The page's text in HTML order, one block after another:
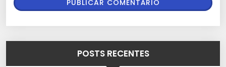
POSTS RECENTES